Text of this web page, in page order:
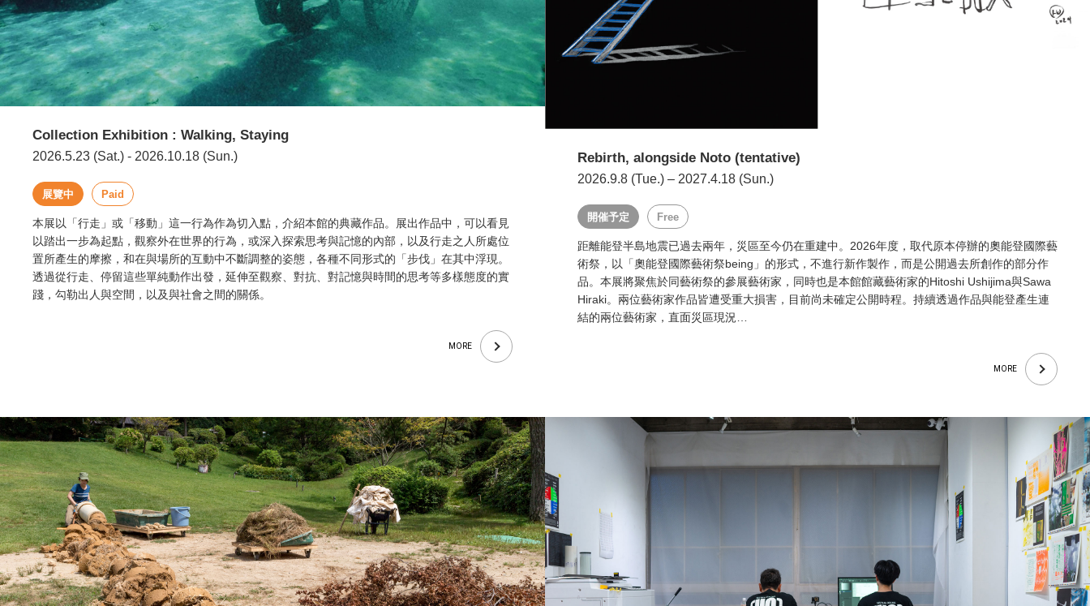
Collection Exhibition : Walking, Staying
2026.5.23 (Sat.) - 2026.10.18 (Sun.)
展覽中 Paid
本展以「行走」或「移動」這一行為作為切入點，介紹本館的典藏作品。展出作品中，可以看見
以踏出一步為起點，觀察外在世界的行為，或深入探索思考與記憶的內部，以及行走之人所處位
置所產生的摩擦，和在與場所的互動中不斷調整的姿態，各種不同形式的「步伐」在其中浮現。
透過從行走、停留這些單純動作出發，延伸至觀察、對抗、對記憶與時間的思考等多樣態度的實
踐，勾勒出人與空間，以及與社會之間的關係。
MORE
Rebirth, alongside Noto (tentative)
2026.9.8 (Tue.) – 2027.4.18 (Sun.)
開催予定 Free
距離能登半島地震已過去兩年，災區至今仍在重建中。2026年度，取代原本停辦的奧能登國際藝
術祭，以「奧能登國際藝術祭being」的形式，不進行新作製作，而是公開過去所創作的部分作
品。本展將聚焦於同藝術祭的參展藝術家，同時也是本館館藏藝術家的Hitoshi Ushijima與Sawa
Hiraki。兩位藝術家作品皆遭受重大損害，目前尚未確定公開時程。持續透過作品與能登產生連
結的兩位藝術家，直面災區現況…
MORE